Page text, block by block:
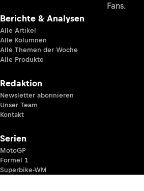
Fans.
Berichte & Analysen
Alle Artikel
Alle Kolumnen
Alle Themen der Woche
Alle Produkte
Redaktion
Newsletter abonnieren
Unser Team
Kontakt
Serien
MotoGP
Formel 1
Superbike-WM